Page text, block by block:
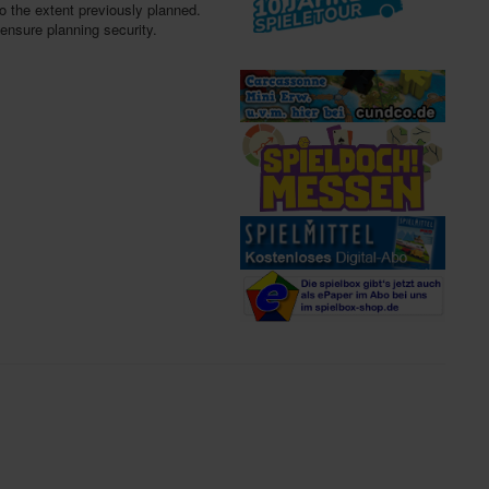
the extent previously planned.
planning security.